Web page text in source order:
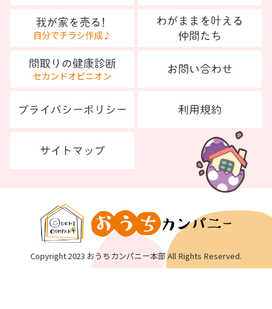
Copyright 2023 おうちカンパニー本部 All Rights Reserved.